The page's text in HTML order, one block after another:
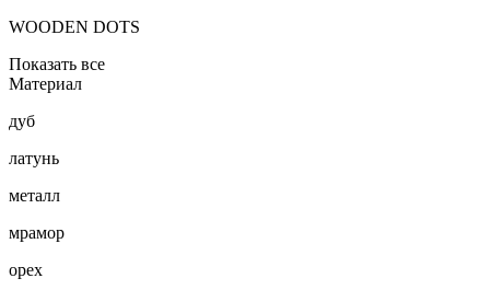
WOODEN DOTS
Показать все
Материал
дуб
латунь
металл
мрамор
орех